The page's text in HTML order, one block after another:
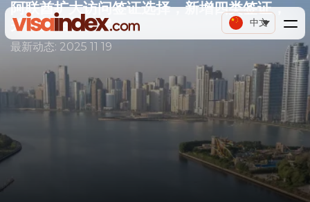
中文
阿联酋扩大访问签证选择，新增四类签证，
并更新相关规定
最新动态: 2025 11 19